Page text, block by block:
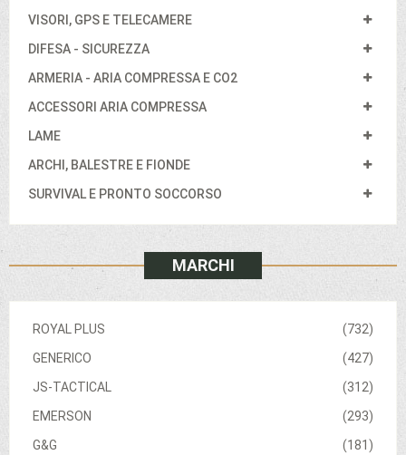
VISORI, GPS E TELECAMERE
DIFESA - SICUREZZA
ARMERIA - ARIA COMPRESSA E CO2
ACCESSORI ARIA COMPRESSA
LAME
ARCHI, BALESTRE E FIONDE
SURVIVAL E PRONTO SOCCORSO
MARCHI
(732)
ROYAL PLUS
(427)
GENERICO
(312)
JS-TACTICAL
(293)
EMERSON
(181)
G&G